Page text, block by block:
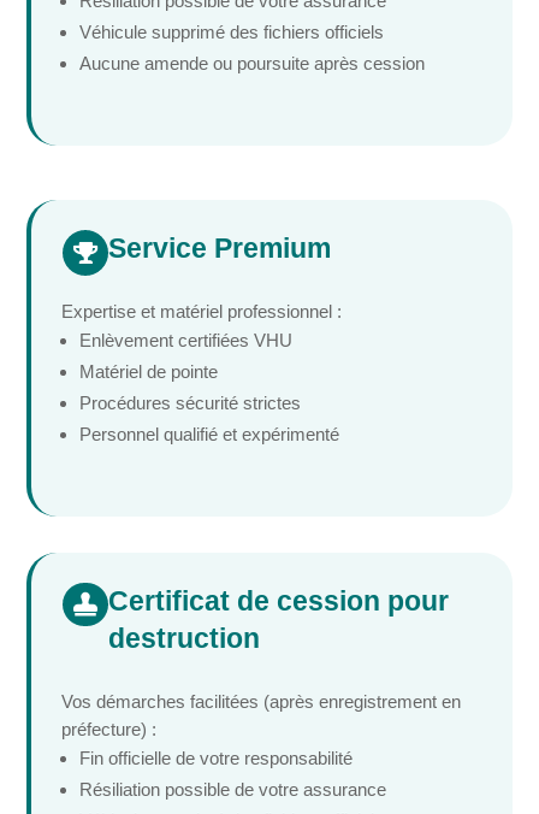
Véhicule supprimé des fichiers officiels
Aucune amende ou poursuite après cession
 Service Premium
Expertise et matériel professionnel :
Enlèvement certifiées VHU
Matériel de pointe
Procédures sécurité strictes
Personnel qualifié et expérimenté
 Certificat de cession pour
destruction
Vos démarches facilitées (après enregistrement en
préfecture) :
Fin officielle de votre responsabilité
Résiliation possible de votre assurance